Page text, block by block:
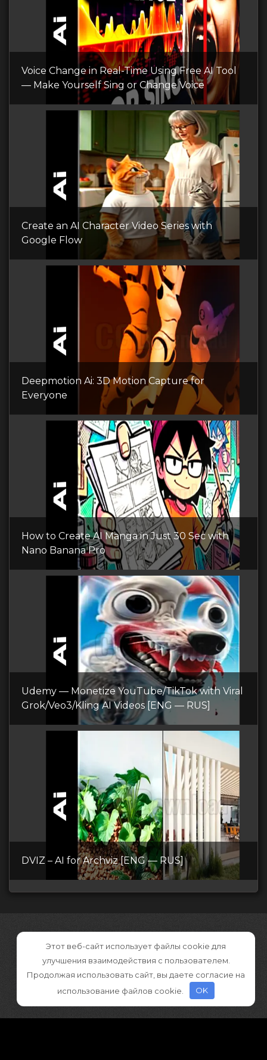
Voice Change in Real-Time Using Free AI Tool
— Make Yourself Sing or Change Voice
Create an AI Character Video Series with
Google Flow
Deepmotion Ai: 3D Motion Capture for
Everyone
How to Create AI Manga in Just 30 Sec with
Nano Banana Pro
Udemy — Monetize YouTube/TikTok with Viral
Grok/Veo3/Kling AI Videos [ENG — RUS]
DVIZ – AI for Archviz [ENG — RUS]
Этот веб-сайт использует файлы cookie для
улучшения взаимодействия с пользователем.
Продолжая использовать сайт, вы даете согласие на
использование файлов cookie.
OK